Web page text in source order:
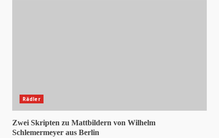
Rädler
Zwei Skripten zu Mattbildern von Wilhelm
Schlemermeyer aus Berlin